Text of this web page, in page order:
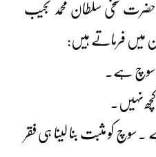
سخی سلطان محمد نجیب
میں فرماتے ہیں:
ہے۔
نہیں۔
کو مثبت بنا لینا ہی فقر